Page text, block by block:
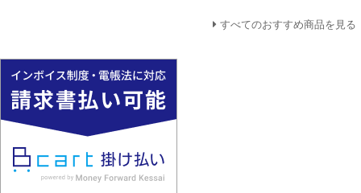
すべてのおすすめ商品を見る